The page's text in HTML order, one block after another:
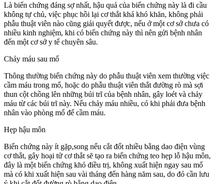
Là biến chứng đáng sợ nhất, hậu quả của biến chứng này là đi cầu
không tự chủ, việc phục hồi lại cơ thắt khá khó khăn, không phải
phẫu thuật viên nào cũng giải quyết được, nếu ở một cơ sở chưa có
nhiều kinh nghiệm, khi có biến chứng này thì nên gửi bệnh nhân
đến một cơ sở y tế chuyên sâu.
Chảy máu sau mổ
Thông thường biến chứng này do phẫu thuật viên xem thường việc
cầm máu trong mổ, hoặc do phẫu thuật viên thắt đường rò mà sợi
thun cột chồng lên những búi trĩ của bệnh nhân, gây loét và chảy
máu từ các búi trĩ này. Nếu chảy máu nhiều, có khi phải đưa bệnh
nhân vào phòng mổ để cầm máu.
Hẹp hậu môn
Biến chứng này ít gặp,song nếu cắt đốt nhiều bằng dao điện vùng
cơ thắt, gây hoại tử cơ thắt sẽ tạo ra biến chứng teo hẹp lỗ hậu môn,
đây là một biến chứng khó điều trị, không xuất hiện ngay sau mổ
mà có khi xuất hiện sau vài tháng đến hàng năm sau, do đó cần lưu